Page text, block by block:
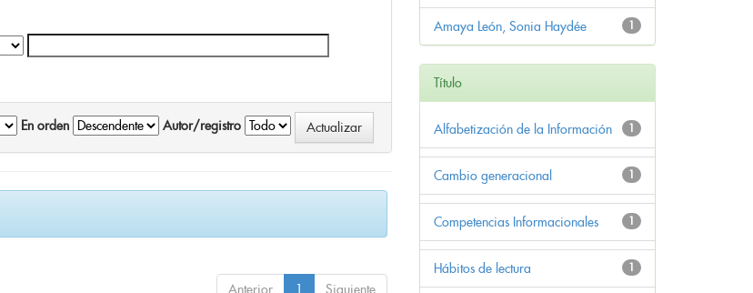
En orden Autor/registro
Anterior 1 Siguiente
1
Amaya León, Sonia Haydée
Título
1
Alfabetización de la Información
1
Cambio generacional
1
Competencias Informacionales
1
Hábitos de lectura